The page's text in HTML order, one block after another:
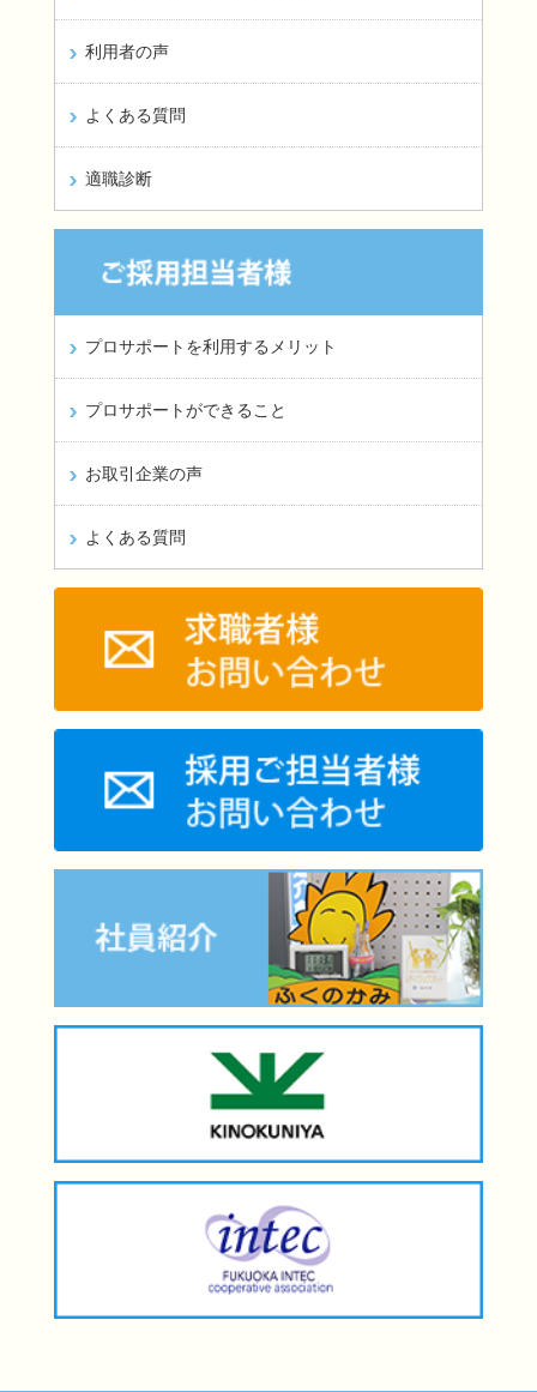
利用者の声
よくある質問
適職診断
プロサポートを利用するメリット
プロサポートができること
お取引企業の声
よくある質問